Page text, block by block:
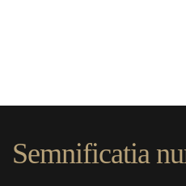
Semnificatia